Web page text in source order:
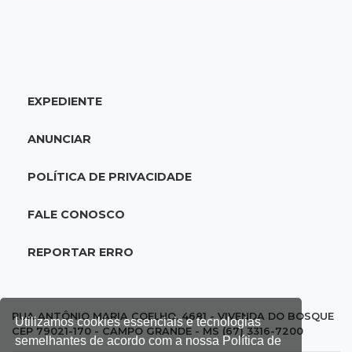
Utilizamos cookies essenciais e tecnologias
semelhantes de acordo com a nossa Política de
16:30Rio Anhanduí
encara barranco para ajudar
Mulher que deu garrafada após briga de
para tapa-buracos na Capital
EXPEDIENTE
ANUNCIAR
POLÍTICA DE PRIVACIDADE
FALE CONOSCO
REPORTAR ERRO
RUA ANTÔNIO MARIA COELHO, 4681 - VIVENDA DO BOSQUE
CEP 79021-170 - CAMPO GRANDE - MS (67) 3316-7200